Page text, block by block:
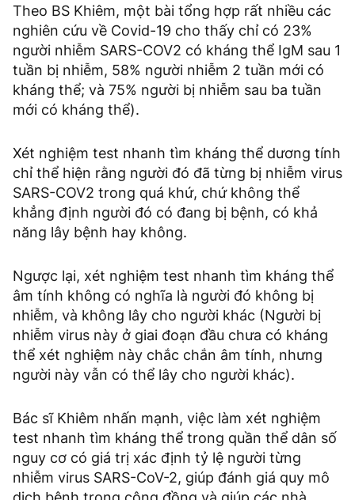
Theo BS Khiêm, một bài tổng hợp rất nhiều các
nghiên cứu về Covid-19 cho thấy chỉ có 23%
người nhiễm SARS-COV2 có kháng thể IgM sau 1
tuần bị nhiễm, 58% người nhiễm 2 tuần mới có
kháng thể; và 75% người bị nhiễm sau ba tuần
mới có kháng thể).
Xét nghiệm test nhanh tìm kháng thể dương tính
chỉ thể hiện rằng người đó đã từng bị nhiễm virus
SARS-COV2 trong quá khứ, chứ không thể
khẳng định người đó có đang bị bệnh, có khả
năng lây bệnh hay không.
Ngược lại, xét nghiệm test nhanh tìm kháng thể
âm tính không có nghĩa là người đó không bị
nhiễm, và không lây cho người khác (Người bị
nhiễm virus này ở giai đoạn đầu chưa có kháng
thể xét nghiệm này chắc chắn âm tính, nhưng
người này vẫn có thể lây cho người khác).
Bác sĩ Khiêm nhấn mạnh, việc làm xét nghiệm
test nhanh tìm kháng thể trong quần thể dân số
nguy cơ có giá trị xác định tỷ lệ người từng
nhiễm virus SARS-CoV-2, giúp đánh giá quy mô